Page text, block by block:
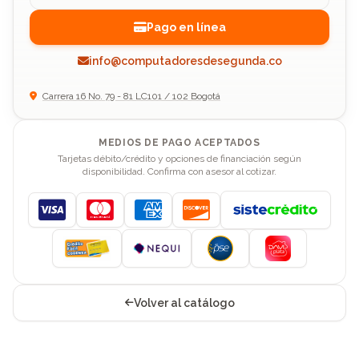
Pago en línea
info@computadoresdesegunda.co
Carrera 16 No. 79 - 81 LC101 / 102 Bogotá
MEDIOS DE PAGO ACEPTADOS
Tarjetas débito/crédito y opciones de financiación según
disponibilidad. Confirma con asesor al cotizar.
Visa MastercardAmerican Express
Discover
Volver al catálogo